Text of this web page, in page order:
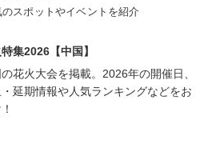
スポットやイベントを紹介
集2026【中国】
花火大会を掲載。2026年の開催日、
延期情報や人気ランキングなどをお